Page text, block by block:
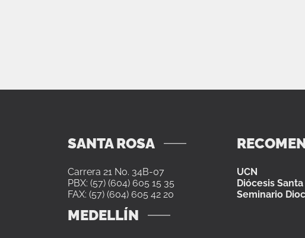
SANTA ROSA
Carrera 21 No. 34B-07
PBX: (57) (604) 605 15 35
FAX: (57) (604) 605 42 20
MEDELLÍN
UCN
Diócesis Santa
Seminario